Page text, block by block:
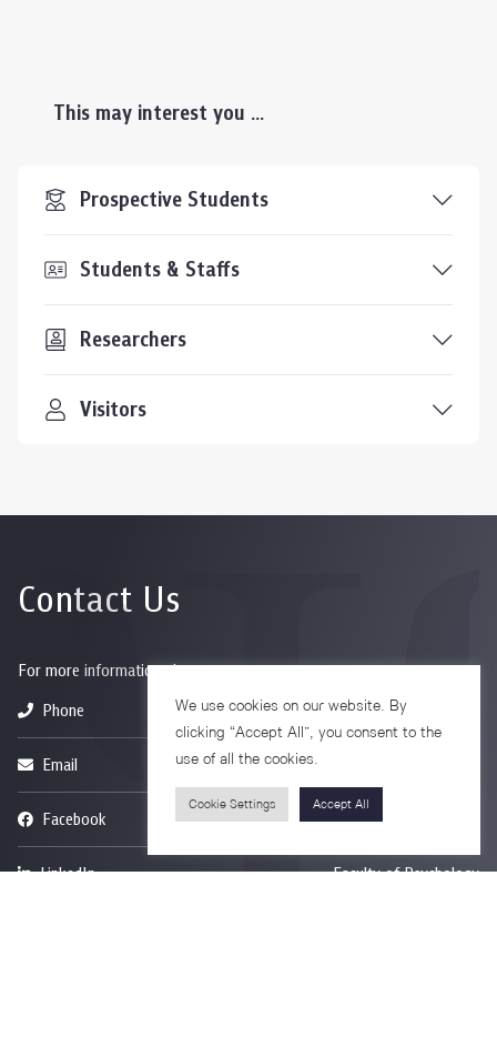
This may interest you ...
Prospective Students
Students & Staffs
Researchers
Visitors
Contact Us
For more information please contact
Phone
+66-2218-1185
Email
Facebook Psychology CU
LinkedIn Faculty of Psychology
We use cookies on our website. By
clicking “Accept All”, you consent to the
use of all the cookies.
Cookie Settings Accept All